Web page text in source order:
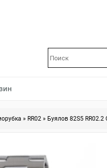
» RR02 » Буялов 82S5 RR02.2